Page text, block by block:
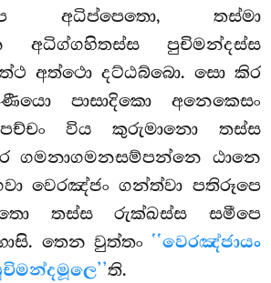
අධිප්පෙතො, තස්මා
අධිග්ගහිතස්ස පුචිමන්දස්ස
අත්ථො දට්ඨබ්බො. සො කිර
පාසාදිකො අනෙකෙසං
විය කුරුමානො තස්ස
ගමනාගමනසම්පන්නෙ ඨානෙ
වෙරඤ්ජං ගන්ත්වා පතිරූපෙ
තස්ස රුක්ඛස්ස සමීපෙ
තෙන වුත්තං ‘‘වෙරඤ්ජායං
ති.